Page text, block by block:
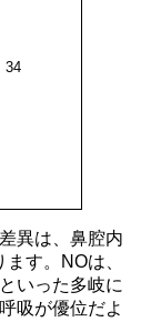
34
異は、鼻腔内
す。NOは、
いった多岐に
吸が優位だよ